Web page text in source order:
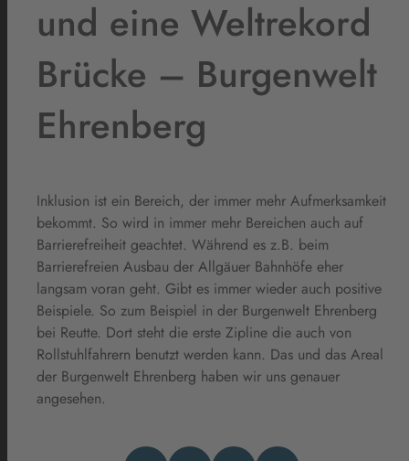
und eine Weltrekord
Brücke – Burgenwelt
Ehrenberg
Inklusion ist ein Bereich, der immer mehr Aufmerksamkeit
bekommt. So wird in immer mehr Bereichen auch auf
Barrierefreiheit geachtet. Während es z.B. beim
Barrierefreien Ausbau der Allgäuer Bahnhöfe eher
langsam voran geht. Gibt es immer wieder auch positive
Beispiele. So zum Beispiel in der Burgenwelt Ehrenberg
bei Reutte. Dort steht die erste Zipline die auch von
Rollstuhlfahrern benutzt werden kann. Das und das Areal
der Burgenwelt Ehrenberg haben wir uns genauer
angesehen.